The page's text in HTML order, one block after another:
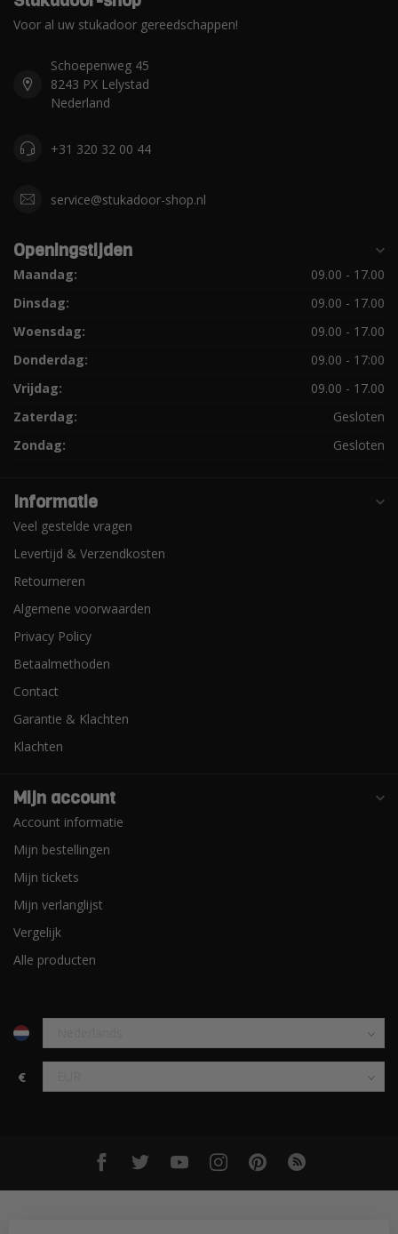
Voor al uw stukadoor gereedschappen!
Schoepenweg 45
8243 PX Lelystad
Nederland
+31 320 32 00 44
service@stukadoor-shop.nl
Openingstijden
Maandag:
09.00 - 17.00
Dinsdag:
09.00 - 17.00
Woensdag:
09.00 - 17.00
Donderdag:
09.00 - 17:00
Vrijdag:
09.00 - 17.00
Zaterdag:
Gesloten
Zondag:
Gesloten
Informatie
Veel gestelde vragen
Levertijd & Verzendkosten
Retourneren
Algemene voorwaarden
Privacy Policy
Betaalmethoden
Contact
Garantie & Klachten
Klachten
Mijn account
Account informatie
Mijn bestellingen
Mijn tickets
Mijn verlanglijst
Vergelijk
Alle producten
€